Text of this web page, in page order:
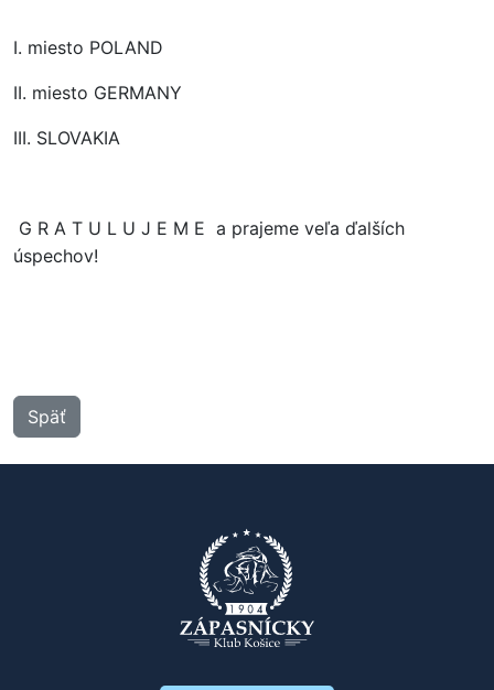
I. miesto POLAND
II. miesto GERMANY
III. SLOVAKIA
G R A T U L U J E M E a prajeme veľa ďalších
úspechov!
Späť